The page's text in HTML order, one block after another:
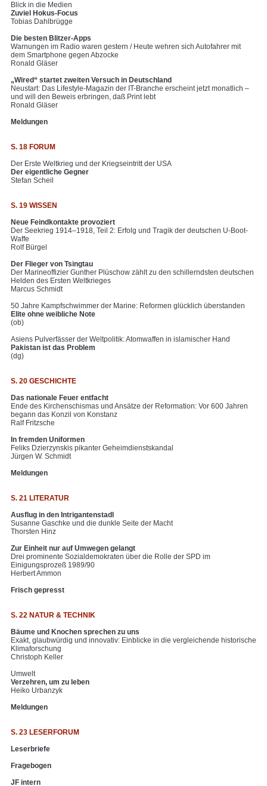
Blick in die Medien
Zuviel Hokus-Focus
Tobias Dahlbrügge
Die besten Blitzer-Apps
Warnungen im Radio waren gestern / Heute wehren sich Autofahrer mit
dem Smartphone gegen Abzocke
Ronald Gläser
„Wired“ startet zweiten Versuch in Deutschland
Neustart: Das Lifestyle-Magazin der IT-Branche erscheint jetzt monatlich –
und will den Beweis erbringen, daß Print lebt
Ronald Gläser
Meldungen
S. 18 FORUM
Der Erste Weltkrieg und der Kriegseintritt der USA
Der eigentliche Gegner
Stefan Scheil
S. 19 WISSEN
Neue Feindkontakte provoziert
Der Seekrieg 1914–1918, Teil 2: Erfolg und Tragik der deutschen U-Boot-
Waffe
Rolf Bürgel
Der Flieger von Tsingtau
Der Marineoffizier Gunther Plüschow zählt zu den schillerndsten deutschen
Helden des Ersten Weltkrieges
Marcus Schmidt
50 Jahre Kampfschwimmer der Marine: Reformen glücklich überstanden
Elite ohne weibliche Note
(ob)
Asiens Pulverfässer der Weltpolitik: Atomwaffen in islamischer Hand
Pakistan ist das Problem
(dg)
S. 20 GESCHICHTE
Das nationale Feuer entfacht
Ende des Kirchenschismas und Ansätze der Reformation: Vor 600 Jahren
begann das Konzil von Konstanz
Ralf Fritzsche
In fremden Uniformen
Feliks Dzierzynskis pikanter Geheimdienstskandal
Jürgen W. Schmidt
Meldungen
S. 21 LITERATUR
Ausflug in den Intrigantenstadl
Susanne Gaschke und die dunkle Seite der Macht
Thorsten Hinz
Zur Einheit nur auf Umwegen gelangt
Drei prominente Sozialdemokraten über die Rolle der SPD im
Einigungsprozeß 1989/90
Herbert Ammon
Frisch gepresst
S. 22 NATUR & TECHNIK
Bäume und Knochen sprechen zu uns
Exakt, glaubwürdig und innovativ: Einblicke in die vergleichende historische
Klimaforschung
Christoph Keller
Umwelt
Verzehren, um zu leben
Heiko Urbanzyk
Meldungen
S. 23 LESERFORUM
Leserbriefe
Fragebogen
JF intern